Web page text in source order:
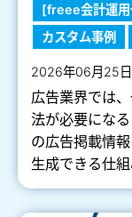
[freee会計運用
カスタム事例
2026年06月25日
広告業界では
法が必要にな
の広告掲載情
生成できる仕